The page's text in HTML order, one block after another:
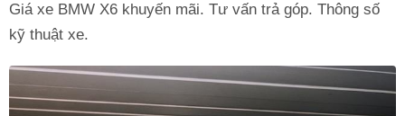
Giá xe BMW X6 khuyến mãi. Tư vấn trả góp. Thông số
kỹ thuật xe.